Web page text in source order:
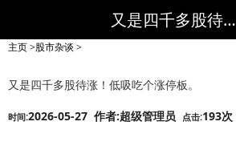
又是四千多股待涨！低吸吃个涨停板。-股市杂谈-短线黑马,短线股票,短线炒股,实战,荐股,操盘,超级短线,令人叹为观止的短线炒股!-超级短线
主页>股市杂谈 >
又是四千多股待涨！低吸吃个涨停板。
时间:2026-05-27 作者:超级管理员 点击:193次